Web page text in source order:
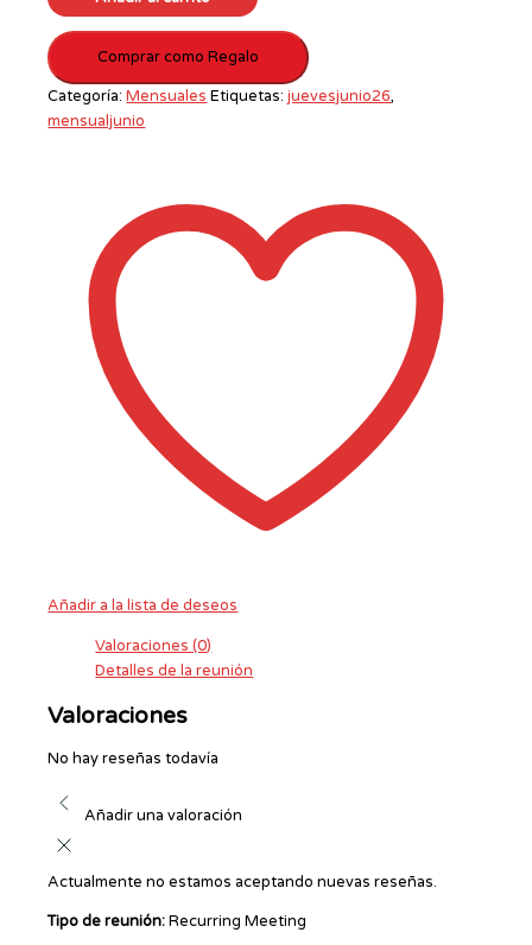
Comprar como Regalo
Categoría:Mensuales Etiquetas:juevesjunio26,
mensualjunio
Añadir a la lista de deseos
Valoraciones (0)
Detalles de la reunión
Valoraciones
No hay reseñas todavía
Añadir una valoración
Actualmente no estamos aceptando nuevas reseñas.
Tipo de reunión:Recurring Meeting